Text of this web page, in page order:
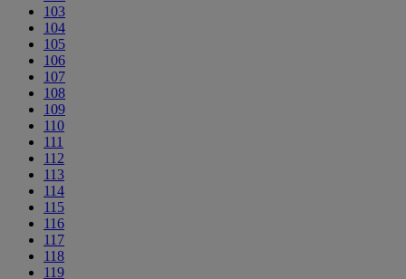
103
104
105
106
107
108
109
110
111
112
113
114
115
116
117
118
119